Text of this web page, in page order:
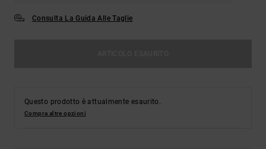
Consulta La Guida Alle Taglie
Questo prodotto è attualmente esaurito.
Compra altre opzioni